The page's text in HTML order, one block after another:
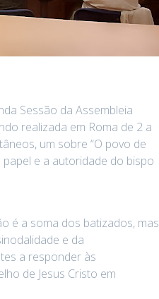
Sessão da Assembleia
realizada em Roma de 2 a
um sobre “O povo de
e a autoridade do bispo
é a soma dos batizados, mas
e da
a responder às
de Jesus Cristo em